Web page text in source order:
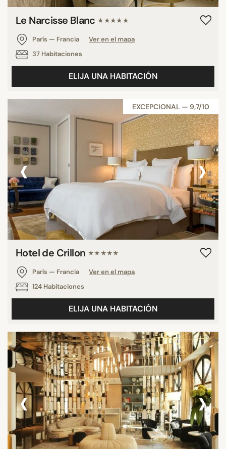
Le Narcisse Blanc ★★★★★
París — Francia
Ver en el mapa
37 Habitaciones
ELIJA UNA HABITACIÓN
EXCEPCIONAL — 9,7/10
‹ ›
Hotel de Crillon ★★★★★
París — Francia
Ver en el mapa
124 Habitaciones
ELIJA UNA HABITACIÓN
‹ ›